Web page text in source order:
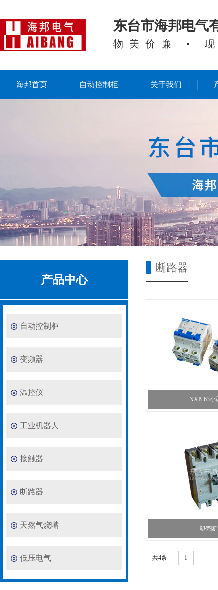
东台市海邦电气
物美价廉 •
海邦首页 自动控制柜 关于我们
产品中心
自动控制柜
变频器
温控仪
工业机器人
接触器
断路器
天然气烧嘴
低压电气
断路器
NXB-63小
塑壳
共4条 1